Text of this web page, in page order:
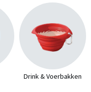
Drink & Voerbakken